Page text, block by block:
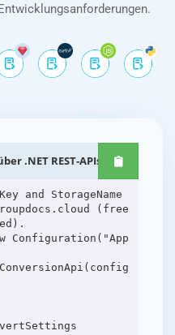
.NET REST-APIs
and StorageName
(free
Configuration("App